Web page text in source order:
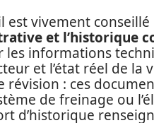
est vivement
et l’historique
informations
et l’état réel de la
révision : ces
de freinage ou
d’historique